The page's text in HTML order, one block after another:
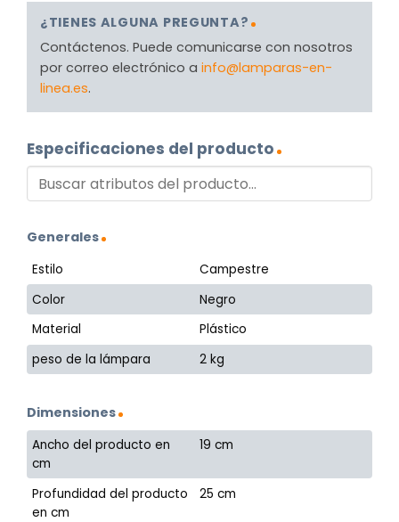
¿TIENES ALGUNA PREGUNTA?
Contáctenos. Puede comunicarse con nosotros
por correo electrónico a info@lamparas-en-
linea.es.
Especificaciones del producto
Generales
Estilo
Campestre
Color
Negro
Material
Plástico
peso de la lámpara
2 kg
Dimensiones
Ancho del producto en
cm
19 cm
Profundidad del producto
en cm
25 cm